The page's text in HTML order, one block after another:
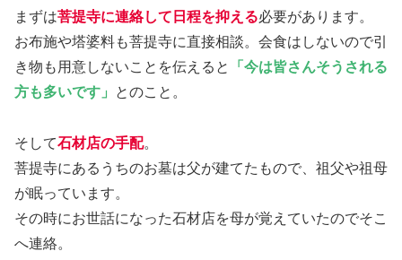
まずは菩提寺に連絡して日程を抑える必要があります。
お布施や塔婆料も菩提寺に直接相談。会食はしないので引
き物も用意しないことを伝えると
「今は皆さんそうされる
方も多いです」
とのこと。
そして石材店の手配。
菩提寺にあるうちのお墓は父が建てたもので、祖父や祖母
が眠っています。
その時にお世話になった石材店を母が覚えていたのでそこ
へ連絡。